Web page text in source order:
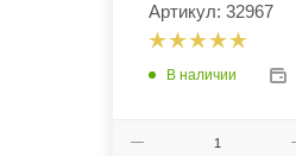
Артикул: 32967
В наличии